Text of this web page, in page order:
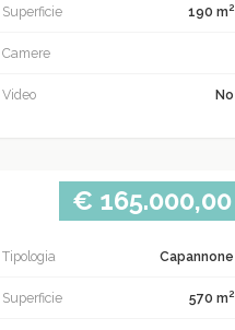
Superficie 190 m2
Camere
Video No
€ 165.000,00
Tipologia Capannone
Superficie 570 m2